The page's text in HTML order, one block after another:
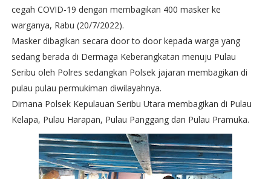
cegah COVID-19 dengan membagikan 400 masker ke
warganya, Rabu (20/7/2022).
Masker dibagikan secara door to door kepada warga yang
sedang berada di Dermaga Keberangkatan menuju Pulau
Seribu oleh Polres sedangkan Polsek jajaran membagikan di
pulau pulau permukiman diwilayahnya.
Dimana Polsek Kepulauan Seribu Utara membagikan di Pulau
Kelapa, Pulau Harapan, Pulau Panggang dan Pulau Pramuka.